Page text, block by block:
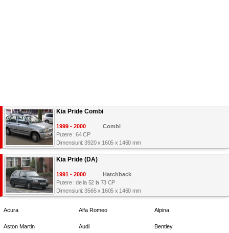
Kia Pride Combi
1999 - 2000
Combi
Putere : 64 CP
Dimensiuni: 3920 x 1605 x 1460 mm
Kia Pride (DA)
1991 - 2000
Hatchback
Putere : de la 52 la 73 CP
Dimensiuni: 3565 x 1605 x 1460 mm
Acura Alfa Romeo Alpina
Aston Martin Audi Bentley